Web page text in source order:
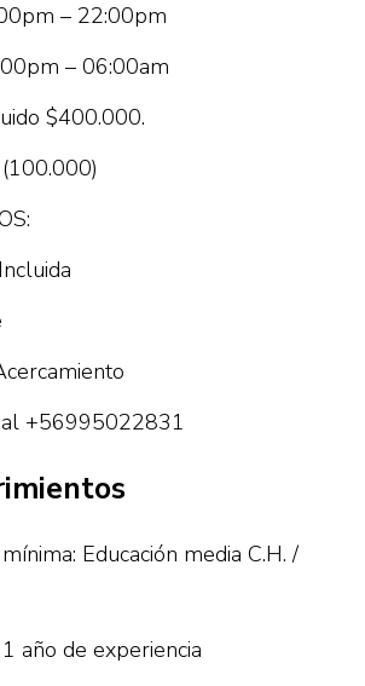
– 22:00pm
– 06:00am
$400.000.
al +56995022831
Educación media C.H. /
año de experiencia